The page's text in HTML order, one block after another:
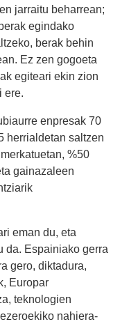
jarraitu beharrean;
egindako
berak behin
Ez zen gogoeta
egiteari ekin zion
ere.
enpresak 70
herrialdetan saltzen
%50
gainazaleen
eman du, eta
da. Espainiako gerra
gero, diktadura,
Europar
teknologien
nahiera-